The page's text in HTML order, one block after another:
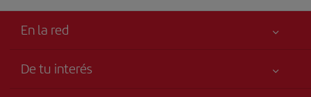
En la red
De tu interés